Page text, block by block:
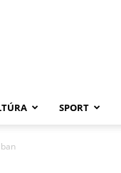
SPORT